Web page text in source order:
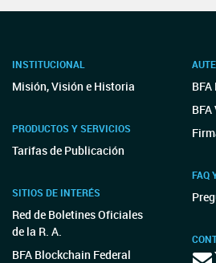
INSTITUCIONAL
Misión, Visión e Historia
PRODUCTOS Y SERVICIOS
Tarifas de Publicación
SITIOS DE INTERÉS
Red de Boletines Oficiales
de la R. A.
BFA Blockchain Federal
FAQ